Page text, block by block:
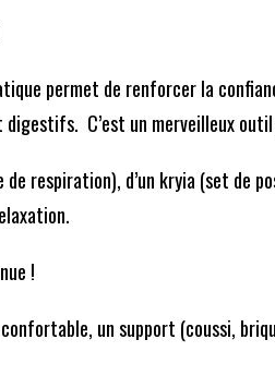
permet de renforcer la
C’est un merveilleux
de respiration), d’un kryia (set de
!
un support (coussi,